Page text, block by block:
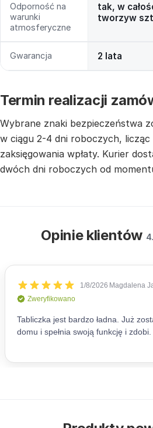
Odporność na
warunki
atmosferyczne
tak, w
tworzyw
Gwarancja 2 lata
Termin realizacji
Wybrane znaki bezpieczeństwa
w ciągu 2-4 dni roboczych,
zaksięgowania wpłaty. Kurier
dwóch dni roboczych od
Opinie klientów